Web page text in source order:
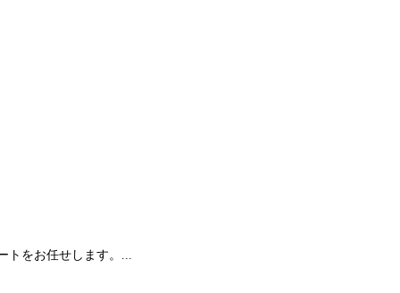
をお任せします。...